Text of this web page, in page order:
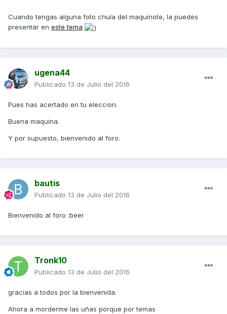
Cuando tengas alguna foto chula del maquinote, la puedes
presentar en este tema
ugena44
Publicado 13 de Julio del 2016
Pues has acertado en tu eleccion.
Buena maquina.
Y por supuesto, bienvenido al foro.
bautis
Publicado 13 de Julio del 2016
Bienvenido al foro :beer
Tronk10
Publicado 13 de Julio del 2016
gracias a todos por la bienvenida.
Ahora a morderme las uñas porque por temas